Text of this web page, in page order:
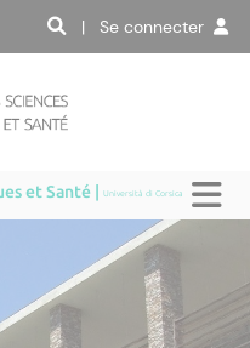
| Se connecter
et Santé |Università di Corsica